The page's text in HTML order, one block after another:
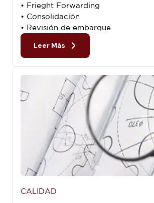
• Frieght Forwarding
• Consolidación
• Revisión de embarque
Leer Más
CALIDAD